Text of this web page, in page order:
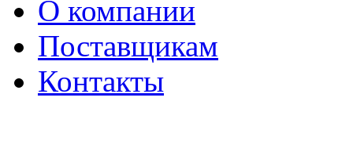
О компании
Поставщикам
Контакты